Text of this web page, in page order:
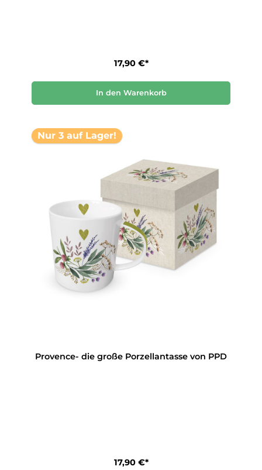
17,90 €*
In den Warenkorb
Nur 3 auf Lager!
Provence- die große Porzellantasse von PPD
17,90 €*